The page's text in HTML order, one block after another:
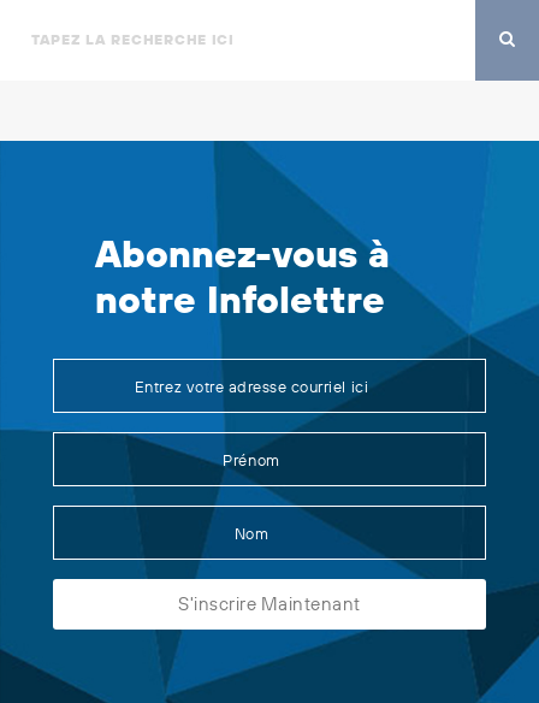
Abonnez-vous à
notre Infolettre